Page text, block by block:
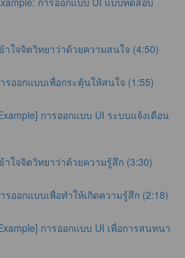
าใจจิตวิทยาว่าด้วยความสนใจ (4:50)
รออกแบบเพื่อกระตุ้นให้สนใจ (1:55)
การออกแบบ UI ระบบแจ้งเตือน
าใจจิตวิทยาว่าด้วยความรู้สึก (3:30)
รออกแบบเพื่อทำให้เกิดความรู้สึก (2:18)
การออกแบบ UI เพื่อการสนทนา